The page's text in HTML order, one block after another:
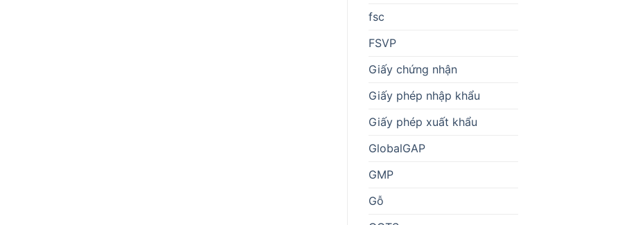
fsc
FSVP
Giấy chứng nhận
Giấy phép nhập khẩu
Giấy phép xuất khẩu
GlobalGAP
GMP
Gỗ